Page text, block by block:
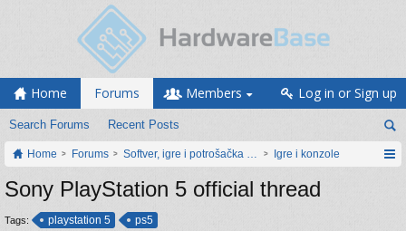
Home Forums
Search Forums Recent Posts
Members Log in or Sign up
Home Forums Softver, igre i potrošačka elektronikaIgre i konzole
Sony PlayStation 5 official thread
Tags: playstation 5 ps5